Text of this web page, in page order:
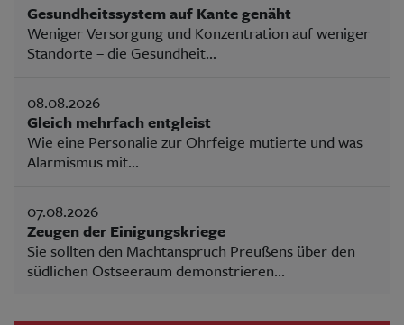
Gesundheitssystem auf Kante genäht
Weniger Versorgung und Konzentration auf weniger
Standorte – die Gesundheit...
08.08.2026
Gleich mehrfach entgleist
Wie eine Personalie zur Ohrfeige mutierte und was
Alarmismus mit...
07.08.2026
Zeugen der Einigungskriege
Sie sollten den Machtanspruch Preußens über den
südlichen Ostseeraum demonstrieren...